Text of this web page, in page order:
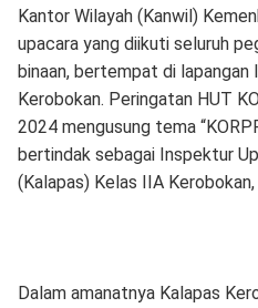
Kantor Wilayah (Kanwil)
upacara yang diikuti seluruh
binaan, bertempat di lapangan
Kerobokan. Peringatan HUT
2024 mengusung tema
bertindak sebagai Inspektur
(Kalapas) Kelas IIA
Dalam amanatnya Kalapas